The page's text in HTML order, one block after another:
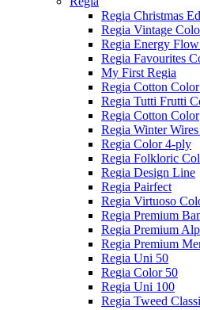
Regia Christmas
Regia Vintage
Regia Energy
Regia Favourites
My First Regia
Regia Cotton
Regia Tutti Frutti
Regia Cotton Color
Regia Winter
Regia Color 4-ply
Regia Folkloric
Regia Design Line
Regia Pairfect
Regia Virtuoso
Regia Premium
Regia Premium
Regia Premium
Regia Uni 50
Regia Color 50
Regia Uni 100
Regia Tweed